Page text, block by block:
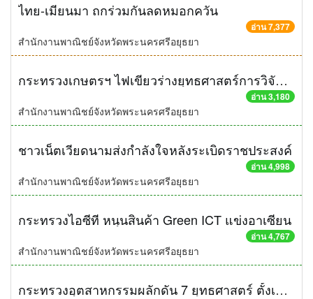
ไทย-เมียนมา ถกร่วมกันลดหมอกควัน
อ่าน 7,377
สำนักงานพาณิชย์จังหวัดพระนครศรีอยุธยา
กระทรวงเกษตรฯ ไฟเขียวร่างยุทธศาสตร์การวิจัยฯ รองรับการเปลี่ยนแปลงตลาดภูมิภาคอาเซียนและตลาดโลก
อ่าน 3,180
สำนักงานพาณิชย์จังหวัดพระนครศรีอยุธยา
ชาวเน็ตเวียดนามส่งกำลังใจหลังระเบิดราชประสงค์
อ่าน 4,998
สำนักงานพาณิชย์จังหวัดพระนครศรีอยุธยา
กระทรวงไอซีที หนุนสินค้า Green ICT แข่งอาเซียน
อ่าน 4,767
สำนักงานพาณิชย์จังหวัดพระนครศรีอยุธยา
กระทรวงอุตสาหกรรมผลักดัน 7 ยุทธศาสตร์ ตั้งเป้ายกระดับผู้ประกอบ การไทยสู่ผู้นำ AEC